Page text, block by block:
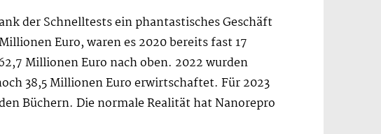
der Schnelltests ein phantastisches Geschäft
Euro, waren es 2020 bereits fast 17
Millionen Euro nach oben. 2022 wurden
38,5 Millionen Euro erwirtschaftet. Für 2023
Büchern. Die normale Realität hat Nanorepro